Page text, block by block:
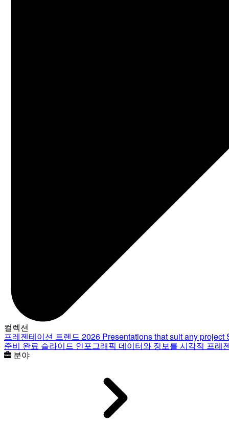
컬렉션
프레젠테이션 트렌드 2026 Presentations that suit any project
준비 완료 슬라이드 인포그래픽 데이터와 정보를 시각적 프레
분야